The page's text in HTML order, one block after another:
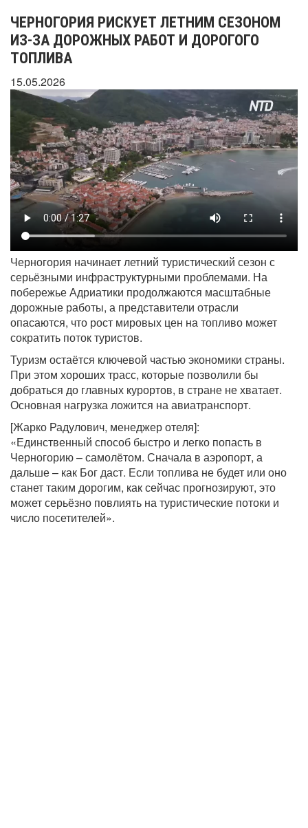
ЧЕРНОГОРИЯ РИСКУЕТ ЛЕТНИМ СЕЗОНОМ
ИЗ-ЗА ДОРОЖНЫХ РАБОТ И ДОРОГОГО
ТОПЛИВА
15.05.2026
Черногория начинает летний туристический сезон с
серьёзными инфраструктурными проблемами. На
побережье Адриатики продолжаются масштабные
дорожные работы, а представители отрасли
опасаются, что рост мировых цен на топливо может
сократить поток туристов.
Туризм остаётся ключевой частью экономики страны.
При этом хороших трасс, которые позволили бы
добраться до главных курортов, в стране не хватает.
Основная нагрузка ложится на авиатранспорт.
[Жарко Радулович, менеджер отеля]:
«Единственный способ быстро и легко попасть в
Черногорию – самолётом. Сначала в аэропорт, а
дальше – как Бог даст. Если топлива не будет или оно
станет таким дорогим, как сейчас прогнозируют, это
может серьёзно повлиять на туристические потоки и
число посетителей».